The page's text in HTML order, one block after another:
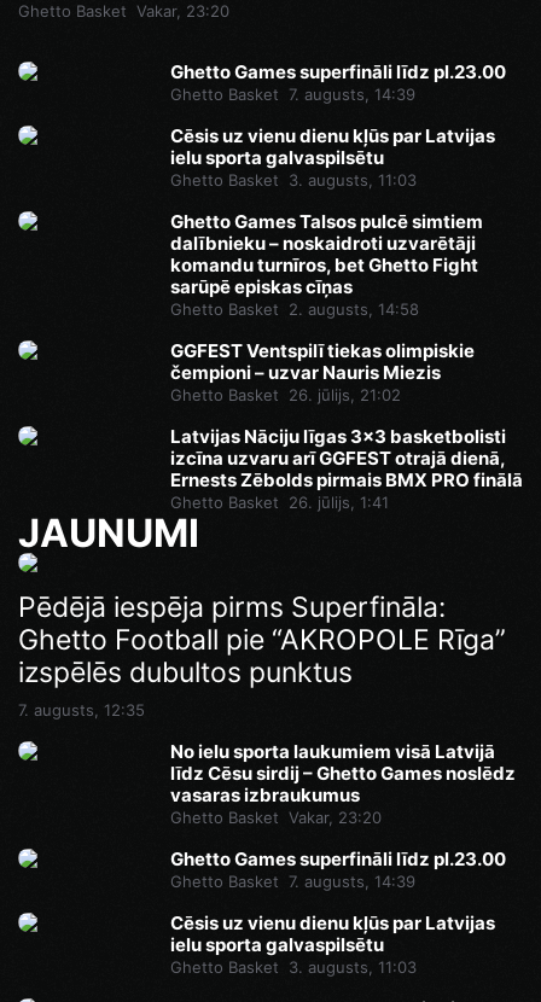
Ghetto Basket Vakar, 23:20
Ghetto Games superfināli līdz pl.23.00
Ghetto Basket 7. augusts, 14:39
Cēsis uz vienu dienu kļūs par Latvijas
ielu sporta galvaspilsētu
Ghetto Basket 3. augusts, 11:03
Ghetto Games Talsos pulcē simtiem
dalībnieku – noskaidroti uzvarētāji
komandu turnīros, bet Ghetto Fight
sarūpē episkas cīņas
Ghetto Basket 2. augusts, 14:58
GGFEST Ventspilī tiekas olimpiskie
čempioni – uzvar Nauris Miezis
Ghetto Basket 26. jūlijs, 21:02
Latvijas Nāciju līgas 3x3 basketbolisti
izcīna uzvaru arī GGFEST otrajā dienā,
Ernests Zēbolds pirmais BMX PRO finālā
Ghetto Basket 26. jūlijs, 1:41
JAUNUMI
Ghetto Games superfināli līdz pl.23.00
7. augusts, 14:46
Pēdējā iespēja pirms Superfināla:
Ghetto Football pie “AKROPOLE Rīga”
izspēlēs dubultos punktus
7. augusts, 12:35
No ielu sporta laukumiem visā Latvijā
līdz Cēsu sirdij – Ghetto Games noslēdz
vasaras izbraukumus
Ghetto Basket Vakar, 23:20
Ghetto Games superfināli līdz pl.23.00
Ghetto Basket 7. augusts, 14:39
Cēsis uz vienu dienu kļūs par Latvijas
ielu sporta galvaspilsētu
Ghetto Basket 3. augusts, 11:03